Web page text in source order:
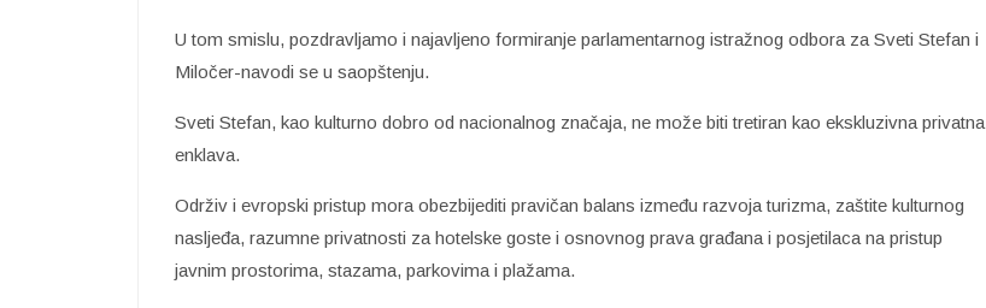
U tom smislu, pozdravljamo i najavljeno formiranje parlamentarnog istražnog odbora za Sveti Stefan i
Miločer-navodi se u saopštenju.
Sveti Stefan, kao kulturno dobro od nacionalnog značaja, ne može biti tretiran kao ekskluzivna privatna
enklava.
Održiv i evropski pristup mora obezbijediti pravičan balans između razvoja turizma, zaštite kulturnog
nasljeđa, razumne privatnosti za hotelske goste i osnovnog prava građana i posjetilaca na pristup
javnim prostorima, stazama, parkovima i plažama.